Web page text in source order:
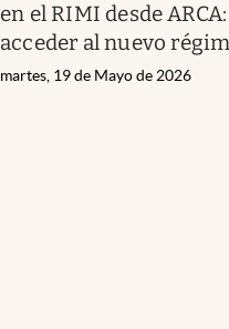
en el RIMI desde
acceder al nuevo
martes, 19 de Mayo de 2026